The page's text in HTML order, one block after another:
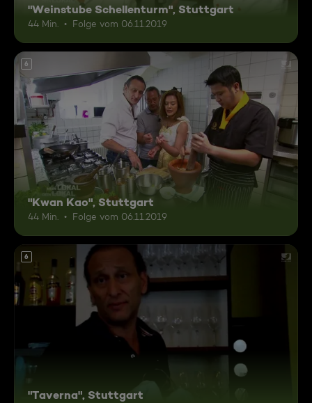
"Weinstube Schellenturm", Stuttgart
44 Min. Folge vom 06.11.2019
6
"Kwan Kao", Stuttgart
44 Min. Folge vom 06.11.2019
6
"Taverna", Stuttgart